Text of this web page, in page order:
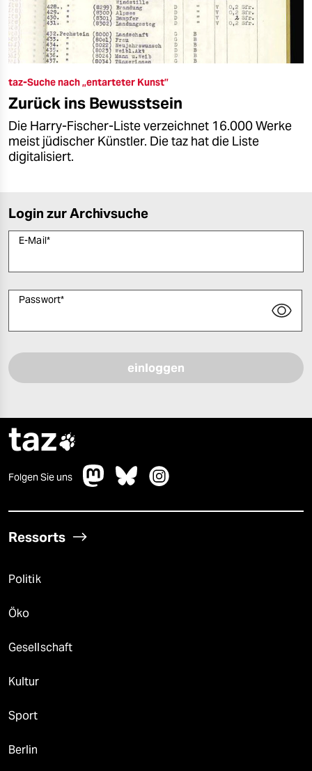
taz-Suche nach „entarteter Kunst”
Zurück ins Bewusstsein
Die Harry-Fischer-Liste verzeichnet 16.000 Werke
meist jüdischer Künstler. Die taz hat die Liste
digitalisiert.
Login zur Archivsuche
E-Mail*
Passwort*
taz
Folgen Sie uns
Ressorts
Politik
Öko
Gesellschaft
Kultur
Sport
Berlin